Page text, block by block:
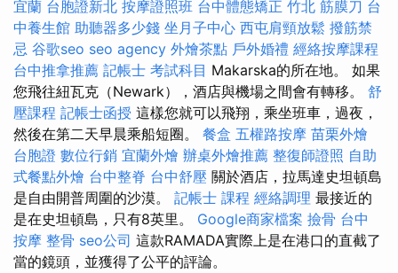
宜蘭 台胞證新北 按摩證照班 台中體態矯正 竹北 筋膜刀 台
中養生館 助聽器多少錢 坐月子中心 西屯肩頸放鬆 撥筋禁
忌 谷歌seo seo agency 外燴茶點 戶外婚禮 經絡按摩課程
台中推拿推薦 記帳士 考試科目 Makarska的所在地。 如果
您飛往紐瓦克（Newark），酒店與機場之間會有轉移。 舒
壓課程 記帳士函授 這樣您就可以飛翔，乘坐班車，過夜，
然後在第二天早晨乘船短圈。 餐盒 五權路按摩 苗栗外燴
台胞證 數位行銷 宜蘭外燴 辦桌外燴推薦 整復師證照 自助
式餐點外燴 台中整脊 台中舒壓 關於酒店，拉馬達史坦頓島
是自由開普周圍的沙漠。 記帳士 課程 經絡調理 最接近的
是在史坦頓島，只有8英里。 Google商家檔案 撿骨 台中
按摩 整骨 seo公司 這款RAMADA實際上是在港口的直截了
當的鏡頭，並獲得了公平的評論。